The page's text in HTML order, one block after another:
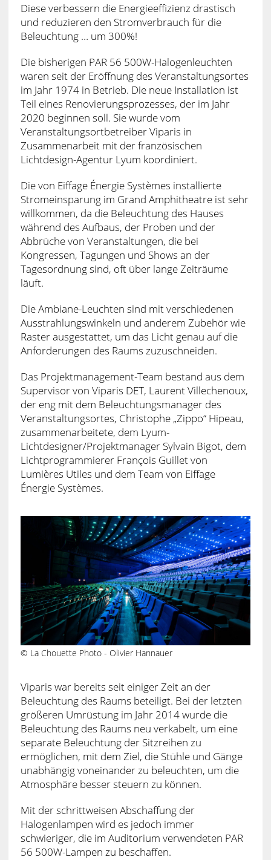
Diese verbessern die Energieeffizienz drastisch
und reduzieren den Stromverbrauch für die
Beleuchtung … um 300%!
Die bisherigen PAR 56 500W-Halogenleuchten
waren seit der Eröffnung des Veranstaltungsortes
im Jahr 1974 in Betrieb. Die neue Installation ist
Teil eines Renovierungsprozesses, der im Jahr
2020 beginnen soll. Sie wurde vom
Veranstaltungsortbetreiber Viparis in
Zusammenarbeit mit der französischen
Lichtdesign-Agentur Lyum koordiniert.
Die von Eiffage Énergie Systèmes installierte
Stromeinsparung im Grand Amphitheatre ist sehr
willkommen, da die Beleuchtung des Hauses
während des Aufbaus, der Proben und der
Abbrüche von Veranstaltungen, die bei
Kongressen, Tagungen und Shows an der
Tagesordnung sind, oft über lange Zeiträume
läuft.
Die Ambiane-Leuchten sind mit verschiedenen
Ausstrahlungswinkeln und anderem Zubehör wie
Raster ausgestattet, um das Licht genau auf die
Anforderungen des Raums zuzuschneiden.
Das Projektmanagement-Team bestand aus dem
Supervisor von Viparis DET, Laurent Villechenoux,
der eng mit dem Beleuchtungsmanager des
Veranstaltungsortes, Christophe „Zippo“ Hipeau,
zusammenarbeitete, dem Lyum-
Lichtdesigner/Projektmanager Sylvain Bigot, dem
Lichtprogrammierer François Guillet von
Lumières Utiles und dem Team von Eiffage
Énergie Systèmes.
© La Chouette Photo - Olivier Hannauer
Viparis war bereits seit einiger Zeit an der
Beleuchtung des Raums beteiligt. Bei der letzten
größeren Umrüstung im Jahr 2014 wurde die
Beleuchtung des Raums neu verkabelt, um eine
separate Beleuchtung der Sitzreihen zu
ermöglichen, mit dem Ziel, die Stühle und Gänge
unabhängig voneinander zu beleuchten, um die
Atmosphäre besser steuern zu können.
Mit der schrittweisen Abschaffung der
Halogenlampen wird es jedoch immer
schwieriger, die im Auditorium verwendeten PAR
56 500W-Lampen zu beschaffen.